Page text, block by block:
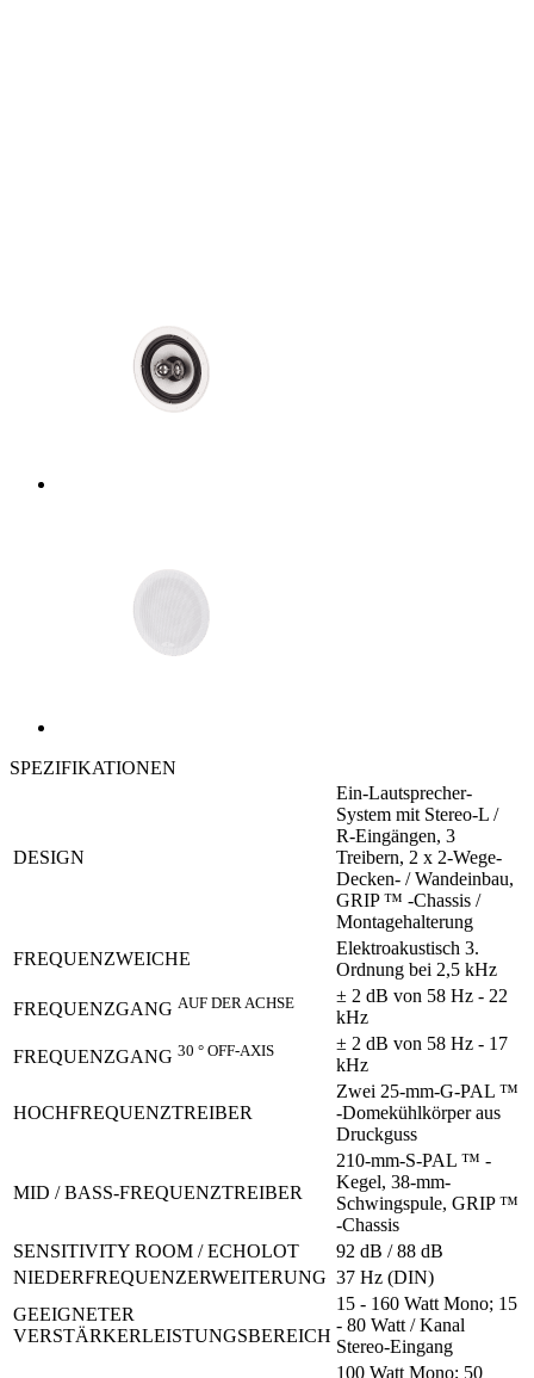
SPEZIFIKATIONEN
DESIGN
Ein-Lautsprecher-
System mit Stereo-L /
R-Eingängen, 3
Treibern, 2 x 2-Wege-
Decken- / Wandeinbau,
GRIP ™ -Chassis /
Montagehalterung
FREQUENZWEICHE
Elektroakustisch 3.
Ordnung bei 2,5 kHz
FREQUENZGANG AUF DER ACHSE
± 2 dB von 58 Hz - 22
kHz
FREQUENZGANG 30 ° OFF-AXIS
± 2 dB von 58 Hz - 17
kHz
HOCHFREQUENZTREIBER
Zwei 25-mm-G-PAL ™
-Domekühlkörper aus
Druckguss
MID / BASS-FREQUENZTREIBER
210-mm-S-PAL ™ -
Kegel, 38-mm-
Schwingspule, GRIP ™
-Chassis
SENSITIVITY ROOM / ECHOLOT
92 dB / 88 dB
NIEDERFREQUENZERWEITERUNG 37 Hz (DIN)
GEEIGNETER
VERSTÄRKERLEISTUNGSBEREICH
15 - 160 Watt Mono; 15
- 80 Watt / Kanal
Stereo-Eingang
100 Watt Mono; 50